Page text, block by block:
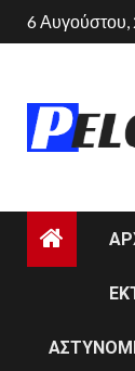
Skip
to
6 Αυγούστου,